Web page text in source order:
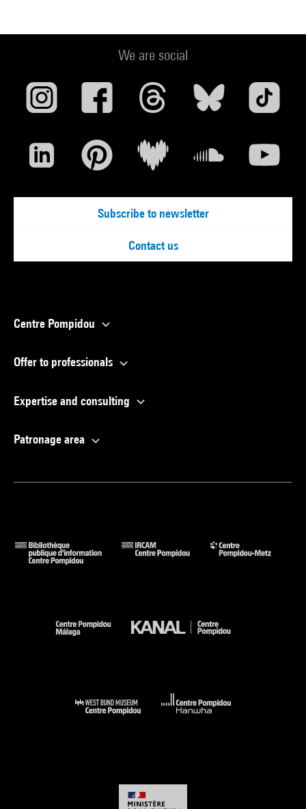
We are social
Subscribe to newsletter
Contact us
Centre Pompidou
Offer to professionals
Expertise and consulting
Patronage area